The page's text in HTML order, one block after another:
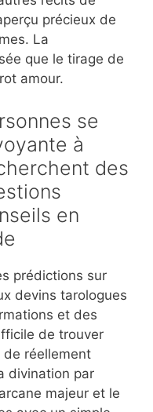
précieux de
La
que le tirage de
amour.
se
à
des
en
prédictions sur
devins tarologues
et des
de trouver
de réellement
divination par
majeur et le